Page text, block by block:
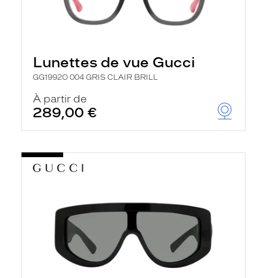
Lunettes de vue Gucci
GG1992O 004 GRIS CLAIR BRILL
À partir de
289,00 €